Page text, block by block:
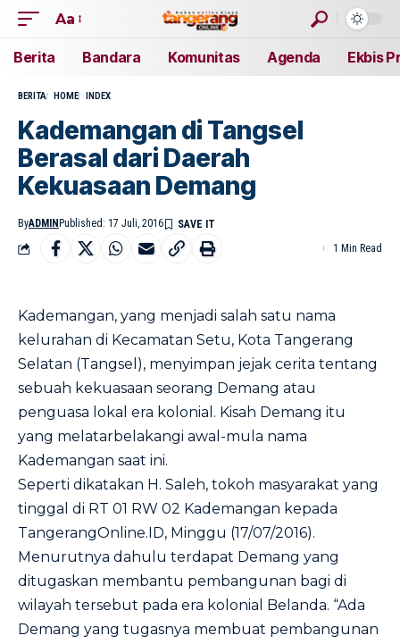
Aa
Berita Bandara Komunitas Agenda Ekbis
BERITA HOME INDEX
Kademangan di Tangsel
Berasal dari Daerah
Kekuasaan Demang
ByADMIN Published: 17 Juli, 2016
1 Min Read
Kademangan, yang menjadi salah satu nama
kelurahan di Kecamatan Setu, Kota Tangerang
Selatan (Tangsel), menyimpan jejak cerita tentang
sebuah kekuasaan seorang Demang atau
penguasa lokal era kolonial. Kisah Demang itu
yang melatarbelakangi awal-mula nama
Kademangan saat ini.
Seperti dikatakan H. Saleh, tokoh masyarakat yang
tinggal di RT 01 RW 02 Kademangan kepada
TangerangOnline.ID, Minggu (17/07/2016).
Menurutnya dahulu terdapat Demang yang
ditugaskan membantu pembangunan bagi di
wilayah tersebut pada era kolonial Belanda. “Ada
Demang yang tugasnya membuat pembangunan